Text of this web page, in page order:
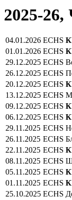
2025-
04.01.2026 ECHS
01.01.2026 ECHS
29.12.2025 ECHS
26.12.2025 ECHS
20.12.2025 ECHS
13.12.2025 ECHS
09.12.2025 ECHS
06.12.2025 ECHS
29.11.2025 ECHS
26.11.2025 ECHS
22.11.2025 ECHS
08.11.2025 ECHS
05.11.2025 ECHS
01.11.2025 ECHS
25.10.2025 ECHS